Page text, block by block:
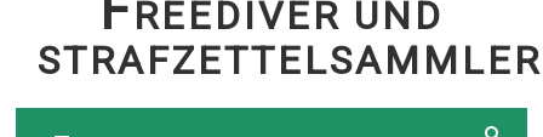
REEDIVER UND
STRAFZETTELSAMMLER